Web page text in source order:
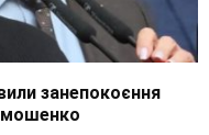
занепокоєння